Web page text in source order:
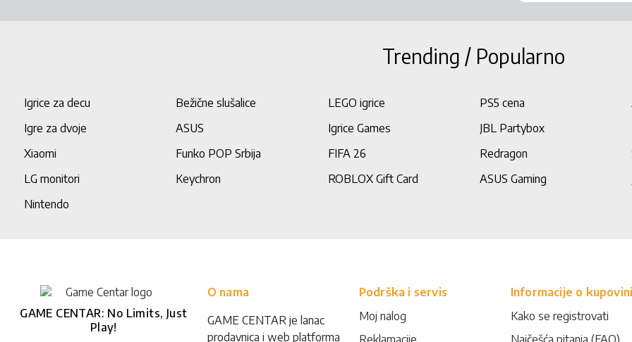
Trending / Popularno
Igrice za decu Bežične slušalice LEGO igrice PS5 cena
Igre za dvoje
ASUS Igrice Games JBL Partybox
Xiaomi
Funko POP Srbija FIFA 26 Redragon
LG monitori
Keychron ROBLOX Gift Card ASUS Gaming
Nintendo
GAME CENTAR: No Limits, Just
Play!
O nama
GAME CENTAR je lanac
prodavnica i web platforma
Podrška i servis
Moj nalog
Reklamacije
Informacije o kupovini
Kako se registrovati
Najčešća pitanja (FAQ)